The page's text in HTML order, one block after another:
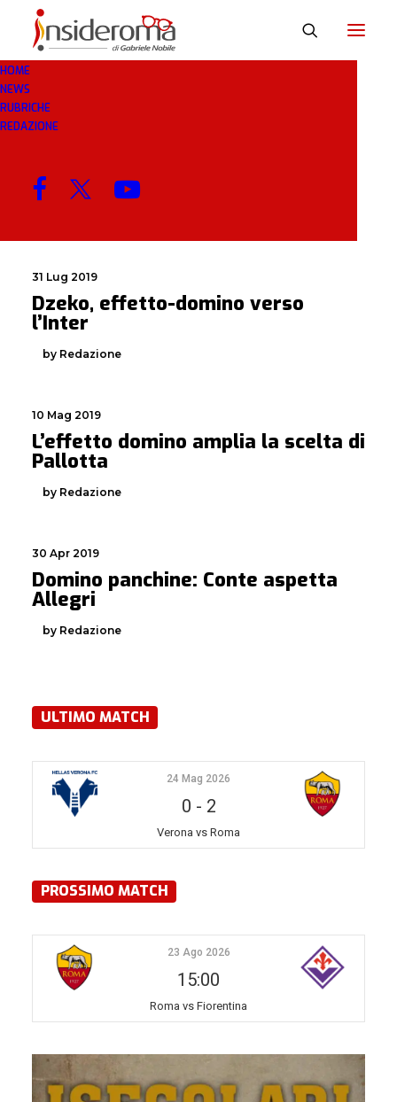
HOME
NEWS
RUBRICHE
REDAZIONE
DOMINO
MENU
31 Lug 2019
Dzeko, effetto-domino verso
l’Inter
by Redazione
10 Mag 2019
L’effetto domino amplia la scelta di
Pallotta
by Redazione
30 Apr 2019
Domino panchine: Conte aspetta
Allegri
by Redazione
ULTIMO MATCH
24 Mag 2026
0 - 2
Verona vs Roma
PROSSIMO MATCH
23 Ago 2026
15:00
Roma vs Fiorentina